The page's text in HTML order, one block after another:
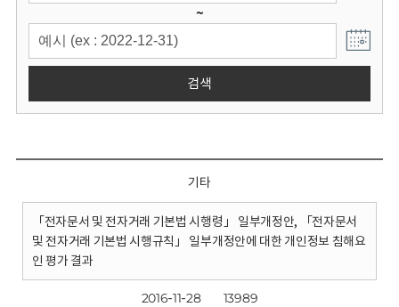
~
검색
기타
「전자문서 및 전자거래 기본법 시행령」 일부개정안, 「전자문서
및 전자거래 기본법 시행규칙」 일부개정안에 대한 개인정보 침해요
인 평가 결과
2016-11-28 13989